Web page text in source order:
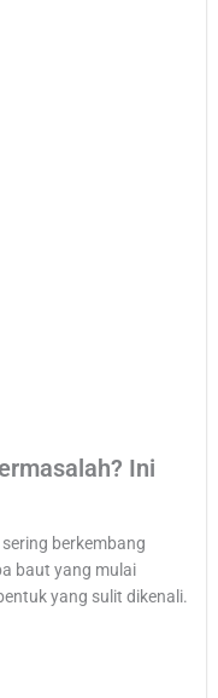
Ini
berkembang
baut yang mulai
yang sulit dikenali.